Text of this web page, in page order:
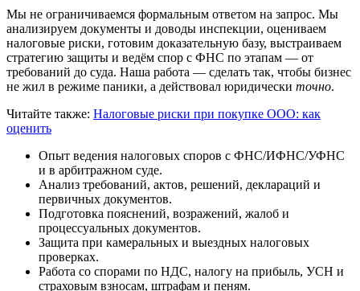
Мы не ограничиваемся формальным ответом на запрос. Мы
анализируем документы и доводы инспекции, оцениваем
налоговые риски, готовим доказательную базу, выстраиваем
стратегию защиты и ведём спор с ФНС по этапам — от
требований до суда. Наша работа — сделать так, чтобы бизнес
не жил в режиме паники, а действовал юридически точно.
Читайте также: Налоговые риски при покупке ООО: как
оценить
Опыт ведения налоговых споров с ФНС/ИФНС/УФНС
и в арбитражном суде.
Анализ требований, актов, решений, деклараций и
первичных документов.
Подготовка пояснений, возражений, жалоб и
процессуальных документов.
Защита при камеральных и выездных налоговых
проверках.
Работа со спорами по НДС, налогу на прибыль, УСН и
страховым взносам, штрафам и пеням.